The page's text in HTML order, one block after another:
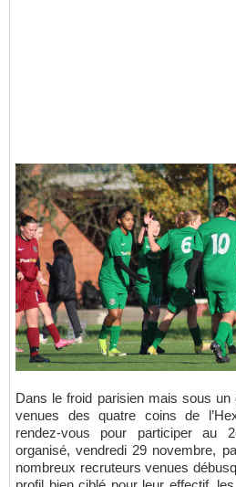
Dans le froid parisien mais sous un grand soleil, 100 joueuses
venues des quatre coins de
rendez-vous pour participer au
organisé, vendredi 29 novembre,
nombreux recruteurs venues